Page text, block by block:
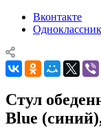
Вконтакте
Стул
Blue